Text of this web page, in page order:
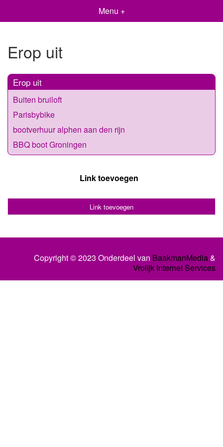
Menu +
Erop uit
Erop uit
Buiten bruiloft
Parisbybike
bootverhuur alphen aan den rijn
BBQ boot Groningen
Link toevoegen
Link toevoegen
Copyright © 2023 Onderdeel van BaakmanMedia&
Vrolijk Internet Services